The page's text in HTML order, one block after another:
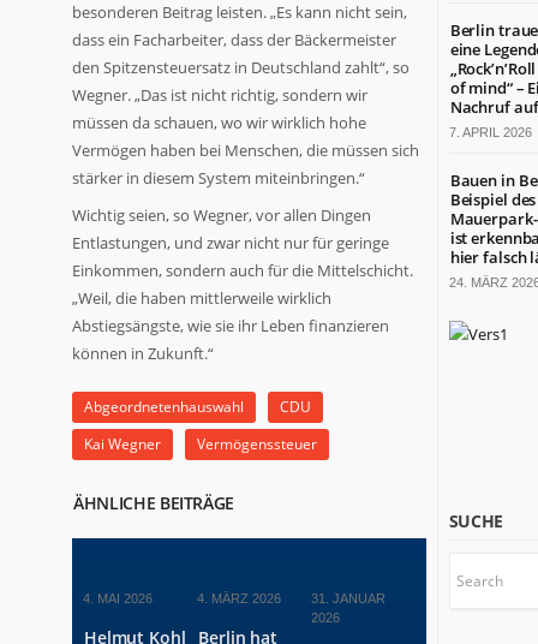
besonderen Beitrag leisten. „Es kann nicht sein,
dass ein Facharbeiter, dass der Bäckermeister
den Spitzensteuersatz in Deutschland zahlt“, so
Wegner. „Das ist nicht richtig, sondern wir
müssen da schauen, wo wir wirklich hohe
Vermögen haben bei Menschen, die müssen sich
stärker in diesem System miteinbringen.“
Wichtig seien, so Wegner, vor allen Dingen
Entlastungen, und zwar nicht nur für geringe
Einkommen, sondern auch für die Mittelschicht.
„Weil, die haben mittlerweile wirklich
Abstiegsängste, wie sie ihr Leben finanzieren
können in Zukunft.“
Abgeordnetenhauswahl
CDU
Kai Wegner
Vermögenssteuer
ÄHNLICHE BEITRÄGE
4. MAI 2026
Helmut Kohl
4. MÄRZ 2026
Berlin hat
31. JANUAR
2026
Berlin
eine
of mind“ –
Nachruf
7. APRIL 2026
Bauen in
Beispiel des
ist
hier falsch
24. MÄRZ
SUCHE